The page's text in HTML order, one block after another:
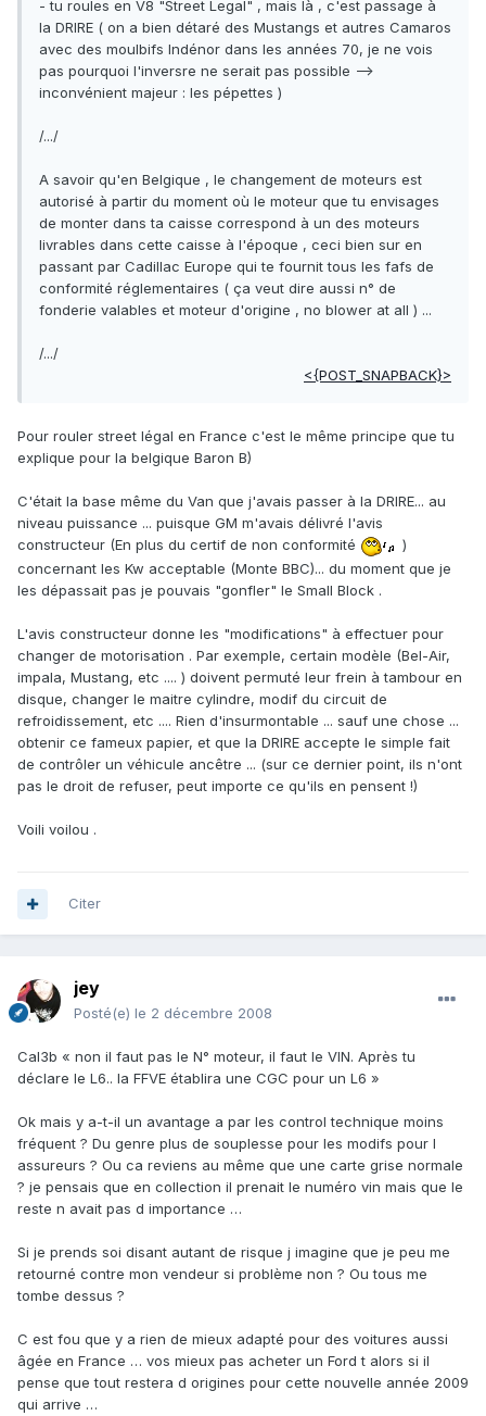
- tu roules en V8 "Street Legal" , mais là , c'est passage à
la DRIRE ( on a bien détaré des Mustangs et autres Camaros
avec des moulbifs Indénor dans les années 70, je ne vois
pas pourquoi l'inversre ne serait pas possible -->
inconvénient majeur : les pépettes )
/.../
A savoir qu'en Belgique , le changement de moteurs est
autorisé à partir du moment où le moteur que tu envisages
de monter dans ta caisse correspond à un des moteurs
livrables dans cette caisse à l'époque , ceci bien sur en
passant par Cadillac Europe qui te fournit tous les fafs de
conformité réglementaires ( ça veut dire aussi n° de
fonderie valables et moteur d'origine , no blower at all ) ...
/.../
<{POST_SNAPBACK}>
Pour rouler street légal en France c'est le même principe que tu
explique pour la belgique Baron B)
C'était la base même du Van que j'avais passer à la DRIRE... au
niveau puissance ... puisque GM m'avais délivré l'avis
constructeur (En plus du certif de non conformité
)
concernant les Kw acceptable (Monte BBC)... du moment que je
les dépassait pas je pouvais "gonfler" le Small Block .
L'avis constructeur donne les "modifications" à effectuer pour
changer de motorisation . Par exemple, certain modèle (Bel-Air,
impala, Mustang, etc .... ) doivent permuté leur frein à tambour en
disque, changer le maitre cylindre, modif du circuit de
refroidissement, etc .... Rien d'insurmontable ... sauf une chose ...
obtenir ce fameux papier, et que la DRIRE accepte le simple fait
de contrôler un véhicule ancêtre ... (sur ce dernier point, ils n'ont
pas le droit de refuser, peut importe ce qu'ils en pensent !)
Voili voilou .
Citer
jey
Posté(e) le 2 décembre 2008
Cal3b « non il faut pas le N° moteur, il faut le VIN. Après tu
déclare le L6.. la FFVE établira une CGC pour un L6 »
Ok mais y a-t-il un avantage a par les control technique moins
fréquent ? Du genre plus de souplesse pour les modifs pour l
assureurs ? Ou ca reviens au même que une carte grise normale
? je pensais que en collection il prenait le numéro vin mais que le
reste n avait pas d importance …
Si je prends soi disant autant de risque j imagine que je peu me
retourné contre mon vendeur si problème non ? Ou tous me
tombe dessus ?
C est fou que y a rien de mieux adapté pour des voitures aussi
âgée en France … vos mieux pas acheter un Ford t alors si il
pense que tout restera d origines pour cette nouvelle année 2009
qui arrive …